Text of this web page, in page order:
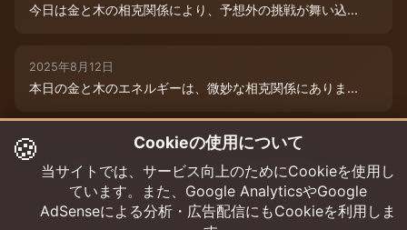
今日は金と木の相克関係により、予想外の挑戦が舞い込...
2025年8月12日
本日の金と木のエネルギーは、微妙な相克関係にありま...
2025年8月9日
木と木が寄り添う今日、あなたの創造性は最高潮に達し...
🍪 Cookieの使用について
当サイトでは、サービス向上のためにCookieを使用し
ています。また、Google AnalyticsやGoogle
AdSenseによる分析・広告配信にもCookieを利用しま